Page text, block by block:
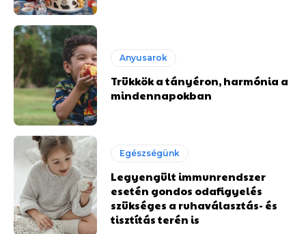
Anyusarok
Trükkök a tányéron, harmónia a
mindennapokban
Egészségünk
Legyengült immunrendszer
esetén gondos odafigyelés
szükséges a ruhaválasztás- és
tisztítás terén is